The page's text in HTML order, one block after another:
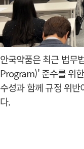
안국약품은 최근법무
Program)' 준수를 위
수성과 함께 규정 위
다.